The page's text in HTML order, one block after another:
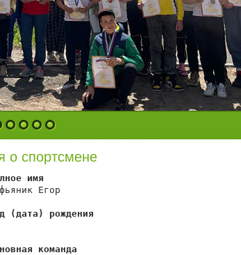
7 8 9 10
о спортсмене
имя
Егор
(дата) рождения
команда